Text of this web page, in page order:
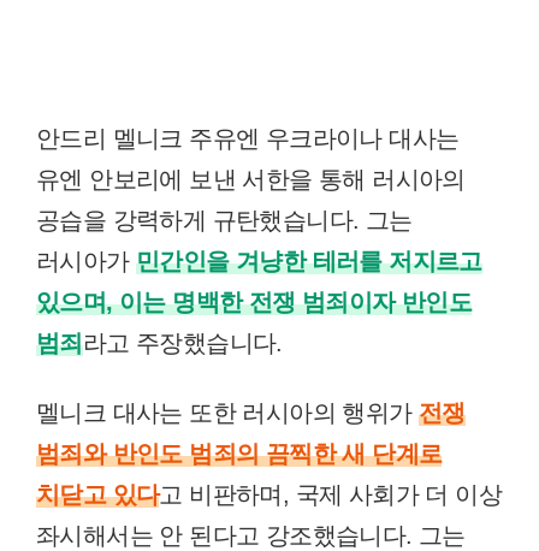
안드리 멜니크 주유엔 우크라이나 대사는
유엔 안보리에 보낸 서한을 통해 러시아의
공습을 강력하게 규탄했습니다. 그는
러시아가 민간인을 겨냥한 테러를 저지르고
있으며, 이는 명백한 전쟁 범죄이자 반인도
범죄라고 주장했습니다.
멜니크 대사는 또한 러시아의 행위가 전쟁
범죄와 반인도 범죄의 끔찍한 새 단계로
치닫고 있다고 비판하며, 국제 사회가 더 이상
좌시해서는 안 된다고 강조했습니다. 그는